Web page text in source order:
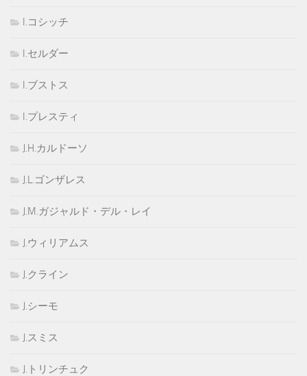
I.コシッチ
I.セルダー
I.ブストス
I.プレスティ
J.H.カルドーソ
J.L.ゴンザレス
J.M.ガジャルド・デル・レイ
J.ウィリアムス
J.クライン
J.シーモ
J.スミス
J.トリンチュク